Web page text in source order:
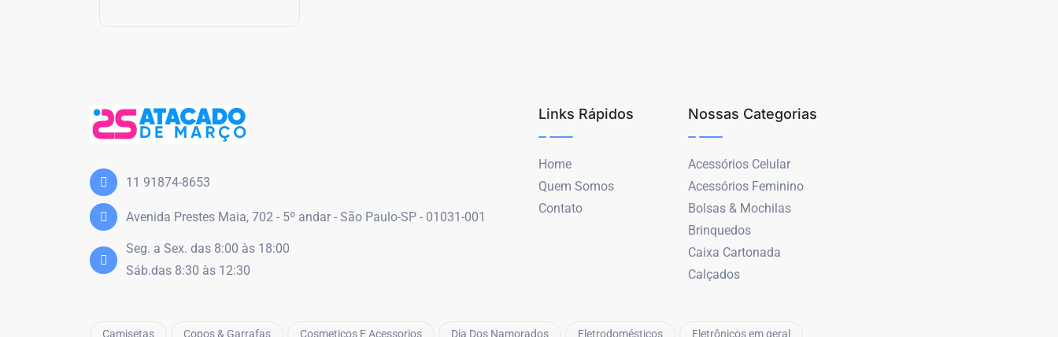
11 91874-8653
Avenida Prestes Maia, 702 - 5º andar - São Paulo-SP - 01031-001
Seg. a Sex. das 8:00 às 18:00
Sáb.das 8:30 às 12:30
Links Rápidos
Home
Quem Somos
Contato
Nossas Categorias
Acessórios Celular
Acessórios Feminino
Bolsas & Mochilas
Brinquedos
Caixa Cartonada
Calçados
Camisetas Copos & Garrafas Cosmeticos E Acessorios Dia Dos Namorados Eletrodomésticos Eletrônicos em geral